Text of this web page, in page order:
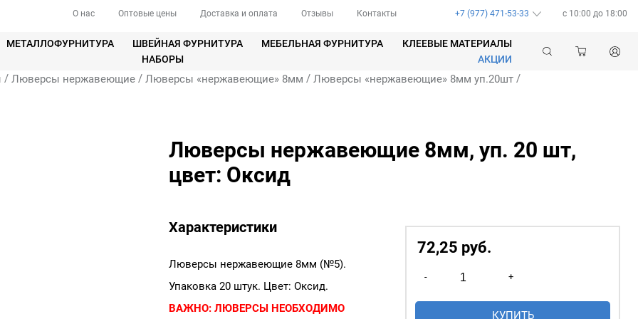
О нас Оптовые цены Доставка и оплата Отзывы Контакты +7 (977) 471-53-33 c 10:00 до 18:00
МЕТАЛЛОФУРНИТУРА ШВЕЙНАЯ ФУРНИТУРА МЕБЕЛЬНАЯ ФУРНИТУРА
КЛЕЕВЫЕ МАТЕРИАЛЫ
НАБОРЫ АКЦИИ
/ Люверсы нержавеющие / Люверсы «нержавеющие» 8мм / Люверсы «нержавеющие» 8мм уп.20шт /
Люверсы нержавеющие 8мм, уп. 20 шт,
цвет: Оксид
Характеристики
Люверсы нержавеющие 8мм (№5).
Упаковка 20 штук. Цвет: Оксид.
ВАЖНО: ЛЮВЕРСЫ НЕОБХОДИМО
72,25 руб.
-
товара
Люверсы
+
КУПИТЬ